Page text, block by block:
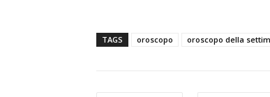
TAGS oroscopo oroscopo della